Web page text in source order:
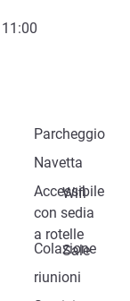
11:00
Parcheggio
Navetta
Accessibile
con sedia
a rotelle
Wifi
Colazione
Sale
riunioni